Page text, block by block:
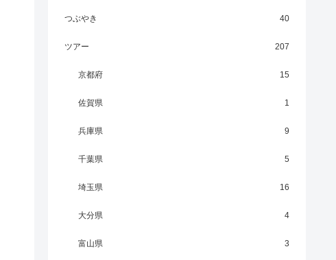
つぶやき 40
ツアー 207
京都府 15
佐賀県 1
兵庫県 9
千葉県 5
埼玉県 16
大分県 4
富山県 3